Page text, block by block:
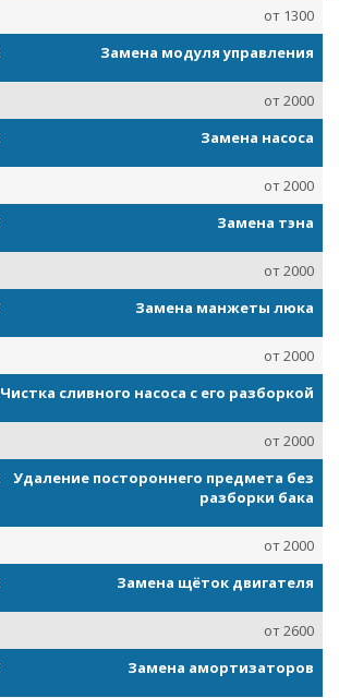
от 1300
Замена модуля управления
от 2000
Замена насоса
от 2000
Замена тэна
от 2000
Замена манжеты люка
от 2000
Чистка сливного насоса с его разборкой
от 2000
Удаление постороннего предмета без
разборки бака
от 2000
Замена щёток двигателя
от 2600
Замена амортизаторов